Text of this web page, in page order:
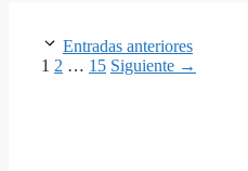
Entradas anteriores
Página
1 Página
2 … Página
15 Siguiente →